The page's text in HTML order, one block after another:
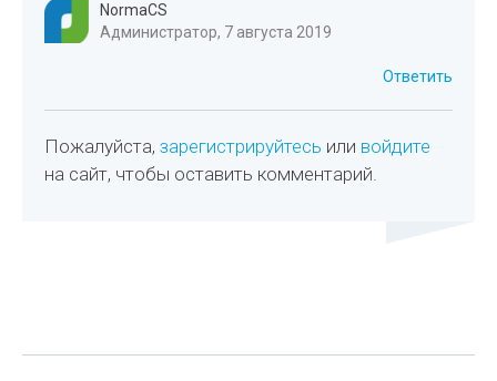
NormaCS
Администратор, 7 августа 2019
Ответить
Пожалуйста,зарегистрируйтесь или войдите
на сайт, чтобы оставить комментарий.